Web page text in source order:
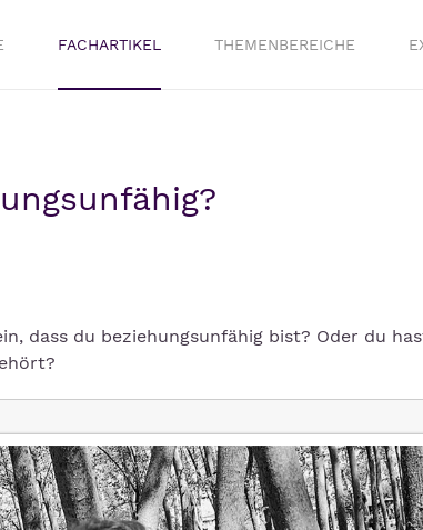
FACHARTIKEL THEMENBEREICHE
dass du beziehungsunfähig bist? Oder du